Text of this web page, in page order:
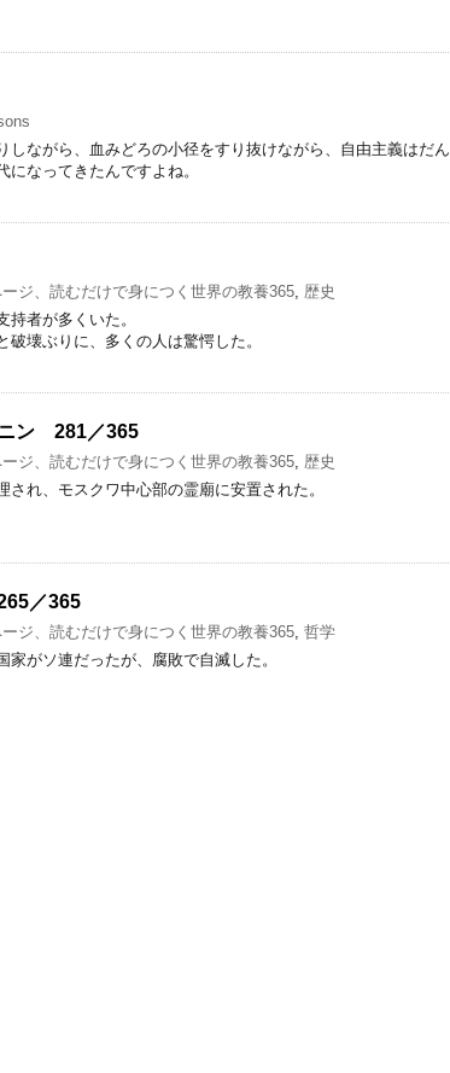
しながら、血みどろの小径をすり抜けながら、自由主義はだん
なってきたんですよね。
ージ、読むだけで身につく世界の教養365, 歴史
者が多くいた。
破壊ぶりに、多くの人は驚愕した。
ン 281／365
ージ、読むだけで身につく世界の教養365, 歴史
され、モスクワ中心部の霊廟に安置された。
／365
ージ、読むだけで身につく世界の教養365, 哲学
家がソ連だったが、腐敗で自滅した。